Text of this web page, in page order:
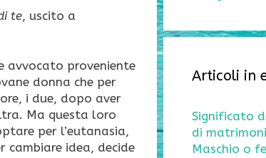
te, uscito a
avvocato proveniente
donna che per
i due, dopo aver
Ma questa loro
per l’eutanasia,
idea, decide
Articoli in
Significato
di
Maschio o